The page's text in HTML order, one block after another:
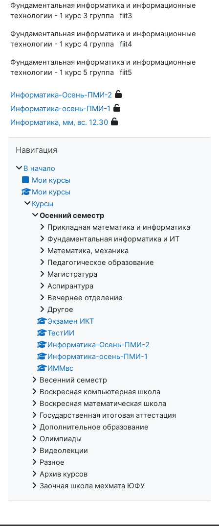
Фундаментальная информатика и информационные
технологии - 1 курс 3 группа fiit3
Фундаментальная информатика и информационные
технологии - 1 курс 4 группа fiit4
Фундаментальная информатика и информационные
технологии - 1 курс 5 группа fiit5
Информатика-Осень-ПМИ-2
Информатика-осень-ПМИ-1
Информатика, мм, вс. 12.30
Навигация
В начало
Мои курсы
Мои курсы
Курсы
Осенний семестр
Прикладная математика и информатика
Фундаментальная информатика и ИТ
Математика, механика
Педагогическое образование
Магистратура
Аспирантура
Вечернее отделение
Другое
Экзамен ИКТ
ТестИИ
Информатика-Осень-ПМИ-2
Информатика-осень-ПМИ-1
ИММвс
Весенний семестр
Воскресная компьютерная школа
Воскресная математическая школа
Государственная итоговая аттестация
Дополнительное образование
Олимпиады
Видеолекции
Разное
Архив курсов
Заочная школа мехмата ЮФУ